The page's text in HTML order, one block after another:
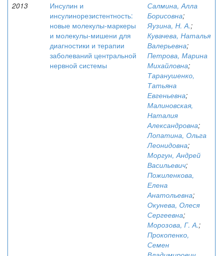
2013
Инсулин и
инсулинорезистентность:
новые молекулы-маркеры
и молекулы-мишени для
диагностики и терапии
заболеваний центральной
нервной системы
Салмина, Алла
Борисовна;
Яузина, Н. А.;
Кувачева, Наталья
Валерьевна;
Петрова, Марина
Михайловна;
Таранушенко,
Татьяна
Евгеньевна;
Малиновская,
Наталия
Александровна;
Лопатина, Ольга
Леонидовна;
Моргун, Андрей
Васильевич;
Пожиленкова,
Елена
Анатольевна;
Окунева, Олеся
Сергеевна;
Морозова, Г. А.;
Прокопенко,
Семен